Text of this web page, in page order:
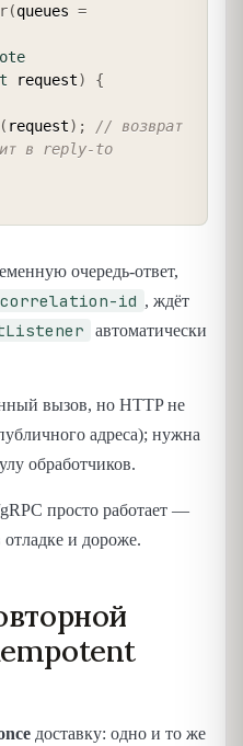
(queues =
request)
{
( request) ;
// возврат
в reply-to
очередь-ответ,
correlation-id , ждёт
автоматически
вызов, но HTTP не
адреса); нужна
обработчиков.
просто работает —
отладке и дороже.
доставку: одно и то же